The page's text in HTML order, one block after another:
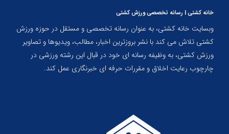
خانه کشتی | رسانه تخصصی ورزش کشتی
وبسایت خانه کشتی، به عنوان رسانه تخصصی و مستقل در حوزه ورزش
کشتی تلاش می کند با نشر بروزترین اخبار، مطالب، ویدیوها و تصاویر
ورزش کشتی، به وظیفه رسانه ای خود در قبال این رشته ورزشی در
چارچوب رعایت اخلاق و مقررات حرفه ای خبرنگاری عمل کند.